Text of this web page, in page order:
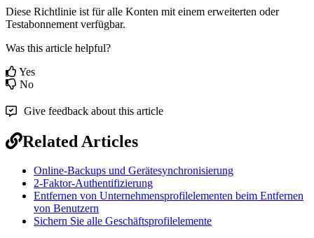
Diese Richtlinie ist für alle Konten mit einem erweiterten oder
Testabonnement verfügbar.
Was this article helpful?
Yes
No
Give feedback about this article
Related Articles
Online-Backups und Gerätesynchronisierung
2-Faktor-Authentifizierung
Entfernen von Unternehmensprofilelementen beim Entfernen
von Benutzern
Sichern Sie alle Geschäftsprofilelemente